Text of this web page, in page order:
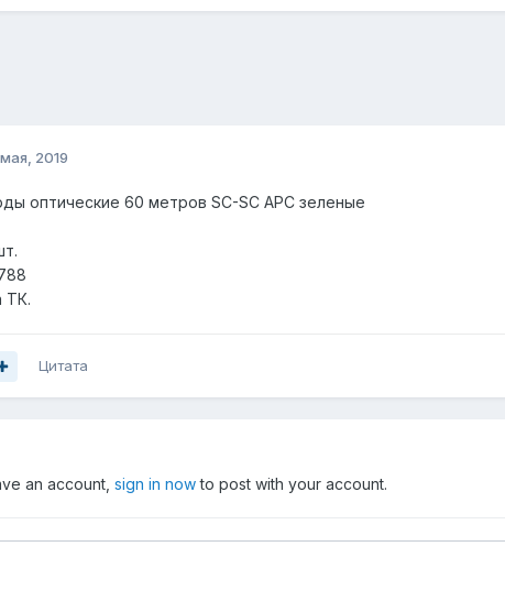
2019
оптические 60 метров SC-SC APC зеленые
ТК.
Цитата
an account, sign in nowto post with your account.